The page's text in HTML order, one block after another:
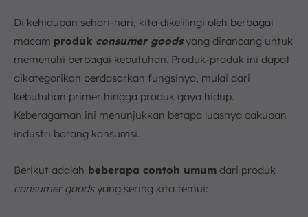
Di kehidupan sehari-hari, kita dikelilingi oleh berbagai
macam produk consumer goodsyang dirancang untuk
memenuhi berbagai kebutuhan. Produk-produk ini dapat
dikategorikan berdasarkan fungsinya, mulai dari
kebutuhan primer hingga produk gaya hidup.
Keberagaman ini menunjukkan betapa luasnya cakupan
industri barang konsumsi.
Berikut adalah beberapa contoh umum dari produk
consumer goodsyang sering kita temui: